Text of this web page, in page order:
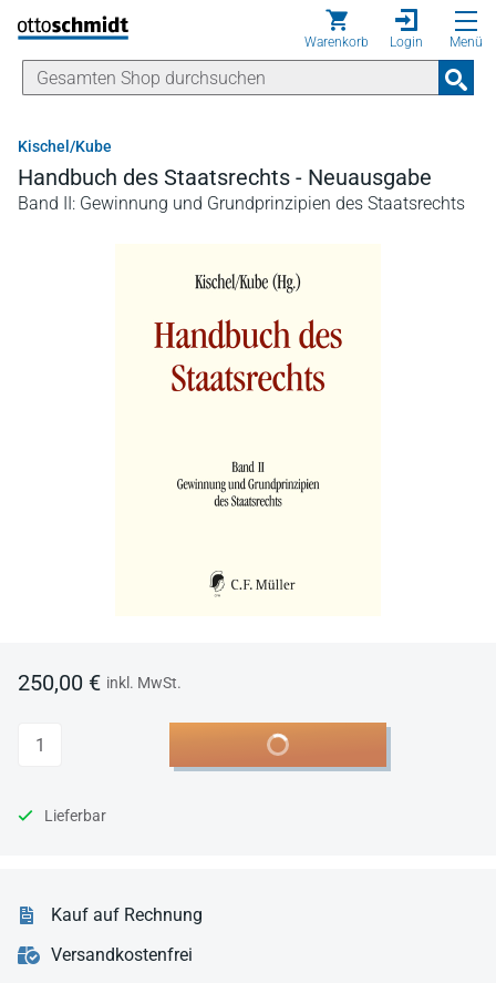
Direkt zum Inhalt
Warenkorb Login Menü
Kischel/Kube
Handbuch des Staatsrechts - Neuausgabe
Band II: Gewinnung und Grundprinzipien des Staatsrechts
250,00 € inkl. MwSt.
Anzahl In den Warenkorb
Lieferbar
Kauf auf Rechnung
Versandkostenfrei